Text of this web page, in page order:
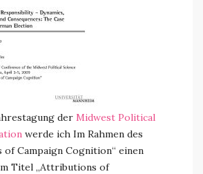
der Midwest Political
werde ich Im Rahmen des
of Campaign Cognition“ einen
Titel „Attributions of